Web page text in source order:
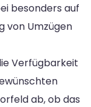
besonders auf
von Umzügen
Verfügbarkeit
ab, ob das